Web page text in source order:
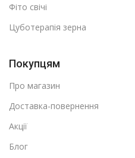
Фіто свічі
Цуботерапія зерна
Покупцям
Про магазин
Доставка-повернення
Акції
Блог